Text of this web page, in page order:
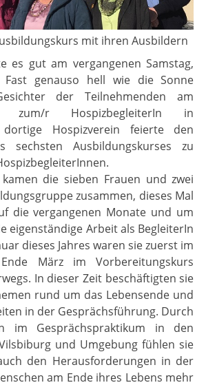
mit ihren Ausbildern
es gut am vergangenen Samstag,
Fast genauso hell wie die Sonne
der Teilnehmenden am
zum/r HospizbegleiterIn in
Hospizverein feierte den
sechsten Ausbildungskurses zu
die sieben Frauen und zwei
zusammen, dieses Mal
die vergangenen Monate und um
eigenständige Arbeit als BegleiterIn
dieses Jahres waren sie zuerst im
März im Vorbereitungskurs
In dieser Zeit beschäftigten sie
rund um das Lebensende und
in der Gesprächsführung. Durch
im Gesprächspraktikum in den
und Umgebung fühlen sie
den Herausforderungen in der
am Ende ihres Lebens mehr